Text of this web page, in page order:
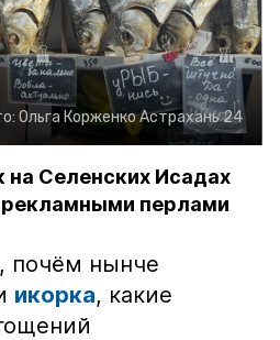
Ольга КорженкоАстрахань 24
Селенских Исадах
перлами
почём нынче
икорка, какие